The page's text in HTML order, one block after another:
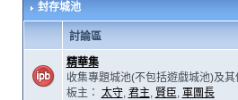
封存城池
討論區
精華集
收集專題城池(不包括遊戲城池)及
板主： 太守, 君主, 賢臣, 軍團長